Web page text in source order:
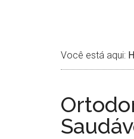
Você está aqui: